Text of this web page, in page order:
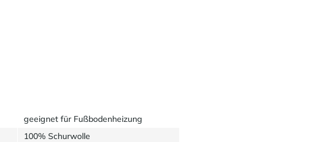
geeignet für Fußbodenheizung
100% Schurwolle